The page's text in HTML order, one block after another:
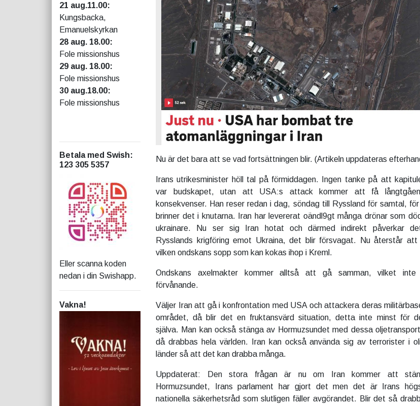
21 aug.11.00:
Kungsbacka,
Emanuelskyrkan
28 aug. 18.00:
Fole missionshus
29 aug. 18.00:
Fole missionshus
30 aug.18.00:
Fole missionshus
Betala med Swish:
123 305 5357
Eller scanna koden
nedan i din Swishapp.
Vakna!
Nu är det bara att se vad fortsättningen blir. (Artikeln uppdateras
Irans utrikesminister höll tal på förmiddagen. Ingen tanke på att
var budskapet, utan att USA:s attack kommer att få
konsekvenser. Han reser redan i dag, söndag till Ryssland för samtal, för
brinner det i knutarna. Iran har levererat oändl9gt många drönar som
ukrainare. Nu ser sig Iran hotat och därmed indirekt påverkar
Rysslands krigföring emot Ukraina, det blir försvagat. Nu återstår att
vilken ondskans sopp som kan kokas ihop i Kreml.
Ondskans axelmakter kommer alltså att gå samman, vilket
förvånande.
Väljer Iran att gå i konfrontation med USA och attackera deras
området, då blir det en fruktansvärd situation, detta inte minst för
själva. Man kan också stänga av Hormuzsundet med dessa
då drabbas hela världen. Iran kan också använda sig av terrorister i
länder så att det kan drabba många.
Uppdaterat: Den stora frågan är nu om Iran kommer att
Hormuzsundet, Irans parlament har gjort det men det är Irans
nationella säkerhetsråd som slutligen fäller avgörandet. Blir det så